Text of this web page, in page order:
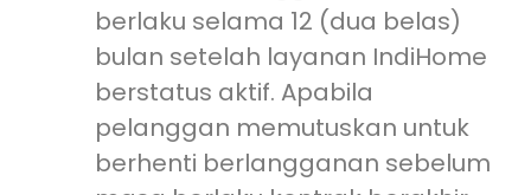
berlaku selama 12 (dua belas)
bulan setelah layanan IndiHome
berstatus aktif. Apabila
pelanggan memutuskan untuk
berhenti berlangganan sebelum